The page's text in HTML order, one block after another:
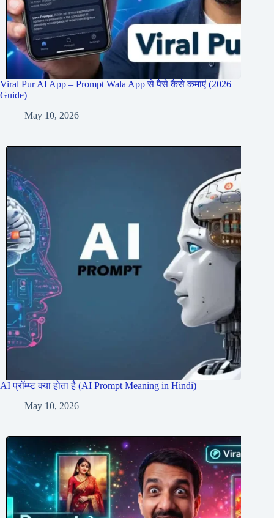
Viral Pur AI App – Prompt Wala App से पैसे कैसे कमाएं (2026
Guide)
May 10, 2026
AI प्रॉम्प्ट क्या होता है (AI Prompt Meaning in Hindi)
May 10, 2026